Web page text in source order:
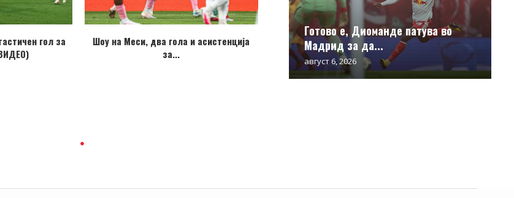
гол за
Шоу на Меси, два гола и асистенција
за...
Готово е, Диоманде патува во
Мадрид за да...
август 6, 2026